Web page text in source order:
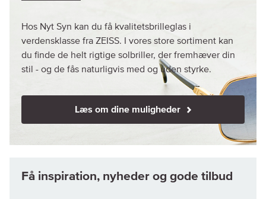
Hos Nyt Syn kan du få kvalitetsbrilleglas i
verdensklasse fra ZEISS. I vores store sortiment kan
du finde de helt rigtige solbriller, der fremhæver din
stil - og de fås naturligvis med og uden styrke.
Læs om dine muligheder